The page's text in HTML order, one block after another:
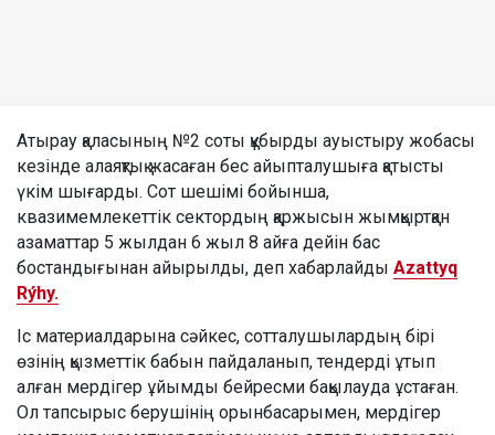
Атырау қаласының №2 соты құбырды ауыстыру жобасы
кезінде алаяқтық жасаған бес айыпталушыға қатысты
үкім шығарды. Сот шешімі бойынша,
квазимемлекеттік сектордың қаржысын жымқыртқан
азаматтар 5 жылдан 6 жыл 8 айға дейін бас
бостандығынан айырылды, деп хабарлайды Azattyq
Rýhy.
Іс материалдарына сәйкес, сотталушылардың бірі
өзінің қызметтік бабын пайдаланып, тендерді ұтып
алған мердігер ұйымды бейресми бақылауда ұстаған.
Ол тапсырыс берушінің орынбасарымен, мердігер